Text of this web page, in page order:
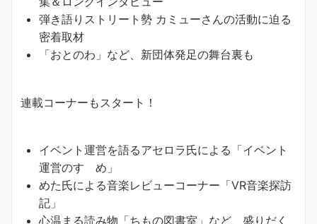
弾き語りストリート勢 カミューさんの活動に迫る
密着取材
「おとのわ」など、新団体発足の舞台裏も
連載コーナーもスタート！
イベント運営を語るアセロラ氏による「イベント
運営のすゝめ」
めた氏による音楽レビューコーナー「VR音楽探訪
記」
心温まる読み物「ちもの図書室」など、盛りだく